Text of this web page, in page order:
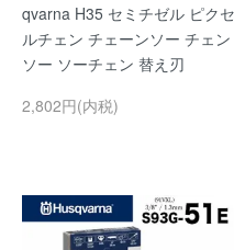
qvarna H35 セミチゼル ピクセ
ルチェン チェーンソー チェン
ソー ソーチェン 替え刃
2,802円(内税)